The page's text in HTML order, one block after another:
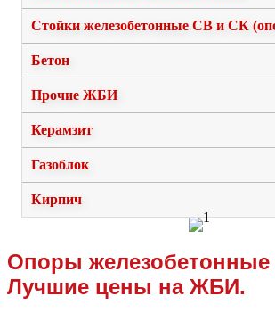
Стойки железобетонные СВ и СК
Бетон
Прочие ЖБИ
Керамзит
Газоблок
Кирпич
Опоры
Лучшие цены на ЖБИ.